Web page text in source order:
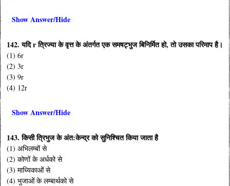
Show Answer/Hide
142. यदि r त्रिज्या के वृत्त के अंतर्गत एक समषट्भुज बिनिर्मित हो, तो उसका परिमाप है।
(1) 6r
(2) 3r
(3) 9r
(4) 12r
Show Answer/Hide
143. किसी त्रिभुज के अंत:केन्द्र को सुनिश्चित किया जाता है
(1) अभिलम्बों से
(2) कोणों के अर्धको से
(3) माध्यिकाओं से
(4) भुजाओं के लम्बार्थको से